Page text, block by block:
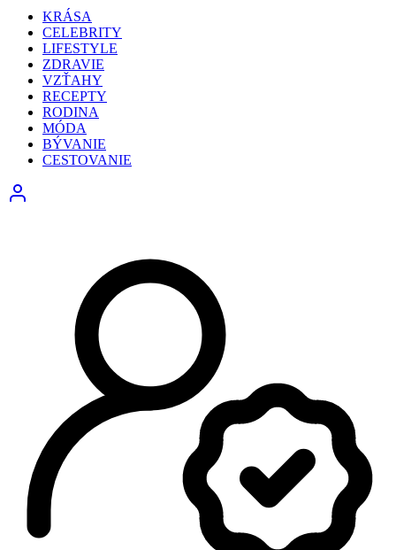
KRÁSA
CELEBRITY
LIFESTYLE
ZDRAVIE
VZŤAHY
RECEPTY
RODINA
MÓDA
BÝVANIE
CESTOVANIE